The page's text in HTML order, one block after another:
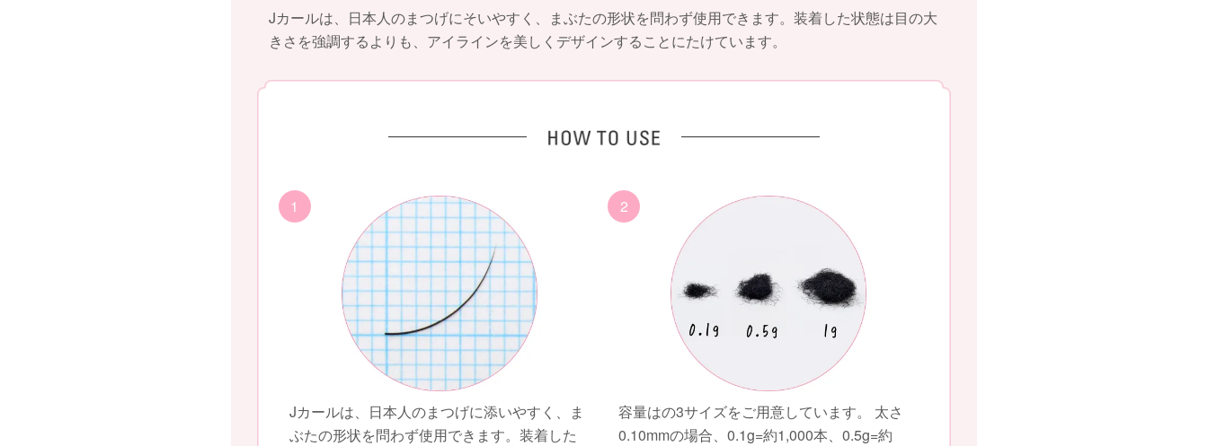
Jカールは、日本人のまつげにそいやすく、まぶたの形状を問わず使用できます。装着した状態は目の大
きさを強調するよりも、アイラインを美しくデザインすることにたけています。
1
Jカールは、日本人のまつげに添いやすく、ま
ぶたの形状を問わず使用できます。装着した
2
容量はの3サイズをご用意しています。 太さ
0.10mmの場合、0.1g=約1,000本、0.5g=約